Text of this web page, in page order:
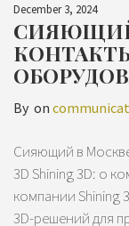
December 3, 2024
By on
Сияющий в
3D Shining 3D: о
компании Shining
3D-решений для